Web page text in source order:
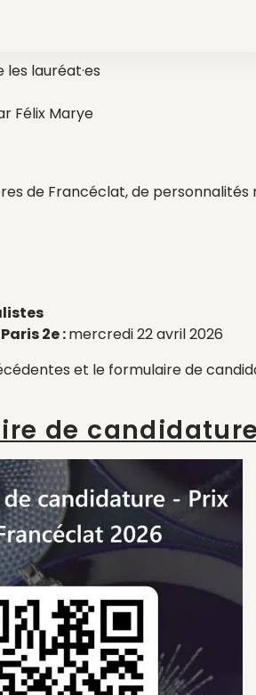
lauréat·es
Félix Marye
de Francéclat, de personnalités
2e :mercredi 22 avril 2026
et le formulaire de
de